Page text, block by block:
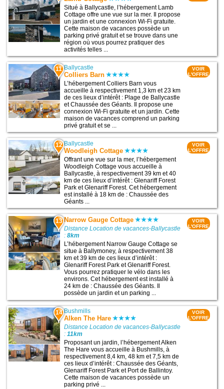
Situé à Ballycastle, l’hébergement Lamb
Cottage offre une vue sur la mer. Il propose
un jardin et une connexion Wi-Fi gratuite.
Cette maison de vacances possède un
parking privé gratuit et se trouve dans une
région où vous pourrez pratiquer des
activités telles ...
11 Ballycastle
Colliers Barn
L’hébergement Colliers Barn vous
accueille à respectivement 1,3 km et 23 km
de ces lieux d’intérêt : Plage de Ballycastle
et Chaussée des Géants. Il propose une
connexion Wi-Fi gratuite et un jardin. Cette
maison de vacances comprend un parking
privé gratuit et se ...
VOIR
L'OFFRE
12 Ballycastle
Woodleigh Cottage
Offrant une vue sur la mer, l’hébergement
Woodleigh Cottage vous accueille à
Ballycastle, à respectivement 39 km et 40
km de ces lieux d’intérêt : Glenariff Forest
Park et Glenariff Forest. Cet hébergement
est installé à 18 km de : Chaussée des
Géants ...
VOIR
L'OFFRE
13 Narrow Gauge Cottage
Distance Location de vacances-Ballycastle
:8km
L’hébergement Narrow Gauge Cottage se
situe à Ballymoney, à respectivement 38
km et 39 km de ces lieux d’intérêt :
Glenariff Forest Park et Glenariff Forest.
Vous pourrez pratiquer le vélo dans les
environs. Cet hébergement est installé à
24 km de : Chaussée des Géants. Il
possède un jardin et un parking ...
VOIR
L'OFFRE
14 Bushmills
Alken The Hare
Distance Location de vacances-Ballycastle
:11km
Proposant un jardin, l’hébergement Alken
The Hare vous accueille à Bushmills, à
respectivement 8,4 km, 48 km et 7,5 km de
ces lieux d’intérêt : Chaussée des Géants,
Glenariff Forest Park et Port de Ballintoy.
Cette maison de vacances possède un
parking privé ...
VOIR
L'OFFRE